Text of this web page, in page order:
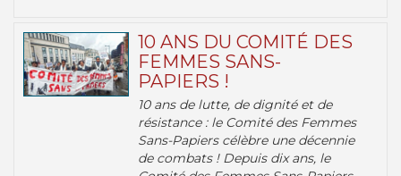
10 ANS DU COMITÉ DES
FEMMES SANS-
PAPIERS !
10 ans de lutte, de dignité et de
résistance : le Comité des Femmes
Sans-Papiers célèbre une décennie
de combats ! Depuis dix ans, le